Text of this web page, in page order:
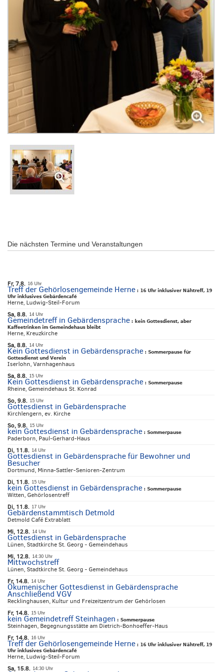
Die nächsten Termine und Veranstaltungen
Fr, 7.8. 16 Uhr
Treff der Gehörlosengemeinde Herne : 16 Uhr inklusiver Nähtreff, 19
Uhr inklusives Gebärdencafé
Herne, Ludwig-Steil-Forum
Sa, 8.8. 14 Uhr
Gemeindetreff in Gebärdensprache : kein Gottesdienst, aber
Kaffeetrinken im Gemeindehaus bleibt
Herne, Kreuzkirche
Sa, 8.8. 14 Uhr
Kein Gottesdienst in Gebärdensprache : Sommerpause für
Gottesdienst und Verein
Iserlohn, Varnhagenhaus
Sa, 8.8. 15 Uhr
Kein Gottesdienst in Gebärdensprache : Sommerpause
Rheine, Gemeindehaus St. Konrad
So, 9.8. 15 Uhr
Gottesdienst in Gebärdensprache
Kirchlengern, ev. Kirche
So, 9.8. 15 Uhr
kein Gottesdienst in Gebärdensprache : Sommerpause
Paderborn, Paul-Gerhard-Haus
Di, 11.8. 14 Uhr
Gottesdienst in Gebärdensprache für Bewohner und
Besucher
Dortmund, Minna-Sattler-Senioren-Zentrum
Di, 11.8. 15 Uhr
kein Gottesdienst in Gebärdensprache : Sommerpause
Witten, Gehörlosentreff
Di, 11.8. 17 Uhr
Gebärdenstammtisch Detmold
Detmold Café Extrablatt
Mi, 12.8. 14 Uhr
Gottesdienst in Gebärdensprache
Lünen, Stadtkirche St. Georg - Gemeindehaus
Mi, 12.8. 14:30 Uhr
Mittwochstreff
Lünen, Stadtkirche St. Georg - Gemeindehaus
Fr, 14.8. 14 Uhr
Ökumenischer Gottesdienst in Gebärdensprache
Anschließend VGV
Recklinghausen, Kultur und Freizeitzentrum der Gehörlosen
Fr, 14.8. 15 Uhr
kein Gemeindetreff Steinhagen : Sommerpause
Steinhagen, Begegnungsstätte am Dietrich-Bonhoeffer-Haus
Fr, 14.8. 16 Uhr
Treff der Gehörlosengemeinde Herne : 16 Uhr inklusiver Nähtreff, 19
Uhr inklusives Gebärdencafé
Herne, Ludwig-Steil-Forum
Sa, 15.8. 14:30 Uhr